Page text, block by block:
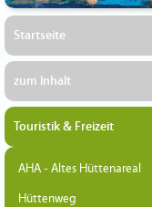
Startseite
zum Inhalt
Touristik & Freizeit
AHA - Altes Hüttenareal
Hüttenweg